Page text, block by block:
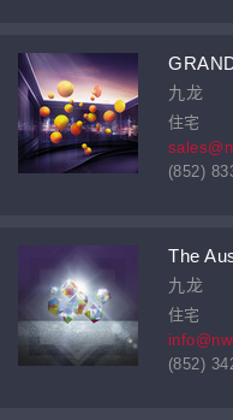
九龙
住宅
(852)
The
九龙
住宅
(852)